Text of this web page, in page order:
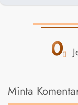
0
Minta